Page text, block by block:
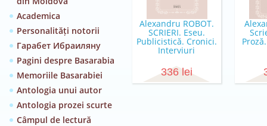
Academica
Personalități notorii
Гарабет Ибраиляну
Pagini despre Basarabia
Memoriile Basarabiei
Antologia unui autor
Antologia prozei scurte
Câmpul de lectură
Alexandru ROBOT.
SCRIERI. Eseu.
Publicistică. Cronici.
Interviuri
336 lei